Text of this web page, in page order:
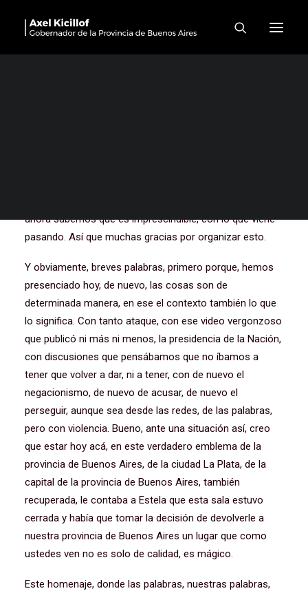
Concierto homenaje a las
Abuelas de Plaza de Mayo
ahora sabemos que es imprescindible, con lo que viene
pasando. Así que muchas gracias por organizar esto.
Y obviamente, breves palabras, primero porque, hemos
presenciado hoy, de nuevo, las cosas son de
determinada manera, en ese el contexto también lo que
lo significa. Con tanto ataque, con ese video vergonzoso
que publicó ni más ni menos, la presidencia de la Nación,
con discusiones que pensábamos que no íbamos a
tener que volver a dar, ni a tener, con de nuevo el
negacionismo, de nuevo de acusar, de nuevo el
perseguir, aunque sea desde las redes, de las palabras,
pero con violencia. Bueno, ante una situación así, creo
que estar hoy acá, en este verdadero emblema de la
provincia de Buenos Aires, de la ciudad La Plata, de la
capital de la provincia de Buenos Aires, también
recuperada, le contaba a Estela que esta sala estuvo
cerrada y había que tomar la decisión de devolverle a
nuestra provincia de Buenos Aires un lugar que como
ustedes ven no es solo de calidad, es mágico.
Este homenaje, donde las palabras, nuestras palabras,